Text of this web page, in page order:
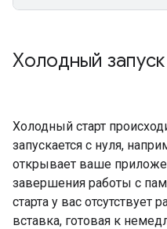
Холодный запуск
Холодный старт
запускается с нуля,
открывает ваше
завершения работы с
старта у вас отсутствует
вставка, готовая к